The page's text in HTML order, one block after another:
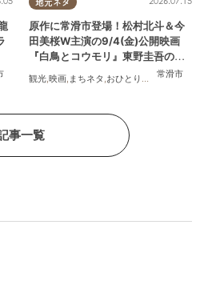
りさま,コスパ抜群
地元ネタ
常滑市
原作に常滑市登場！松村北斗＆今
田美桜W主演の9/4(金)公開映画
『白鳥とコウモリ』東野圭吾の原
観光 映画 まちネタ おひとりさま
事一覧